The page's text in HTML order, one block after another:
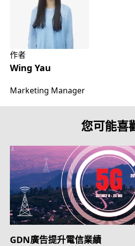
作者
Wing Yau
Marketing Manager
您可能喜
GDN廣告提升電信業績